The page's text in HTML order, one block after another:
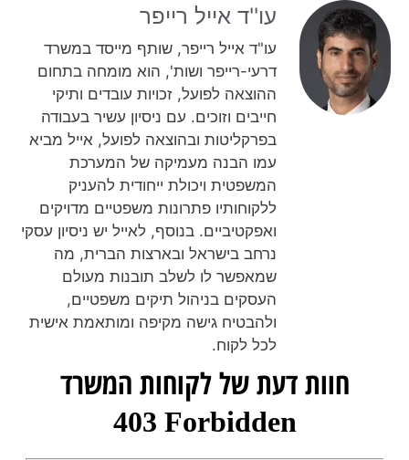
עו''ד אייל רייפר​
עו"ד אייל רייפר, שותף מייסד במשרד
דרעי-רייפר ושות', הוא מומחה בתחום
ההוצאה לפועל, זכויות עובדים ותיקי
חייבים וזוכים. עם ניסיון עשיר בעבודה
בפרקליטות ובהוצאה לפועל, אייל מביא
עמו הבנה מעמיקה של המערכת
המשפטית ויכולת ייחודית להעניק
ללקוחותיו פתרונות משפטיים מדויקים
ואפקטיביים. בנוסף, לאייל יש ניסיון עסקי
נרחב בישראל ובארצות הברית, מה
שמאפשר לו לשלב תובנות מעולם
העסקים בניהול תיקים משפטיים,
ולהבטיח גישה מקיפה ומותאמת אישית
לכל לקוח.
חוות דעת של לקוחות המשרד